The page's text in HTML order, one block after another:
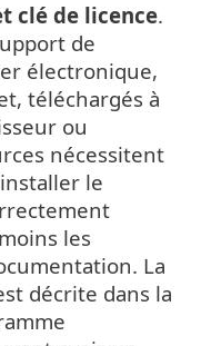
clé de licence.
de
électronique,
téléchargés à
ou
nécessitent
le
les
La
décrite dans la